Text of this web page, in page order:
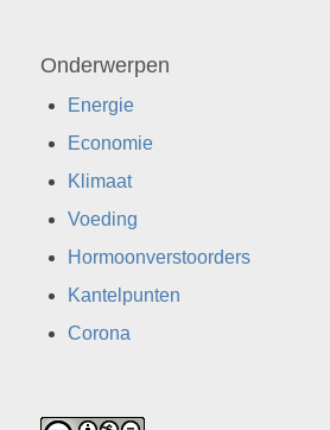
Onderwerpen
Energie
Economie
Klimaat
Voeding
Hormoonverstoorders
Kantelpunten
Corona